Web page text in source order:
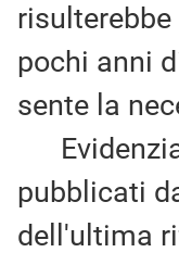
pochi anni
sente la
Evidenzia
pubblicati
dell'ultima